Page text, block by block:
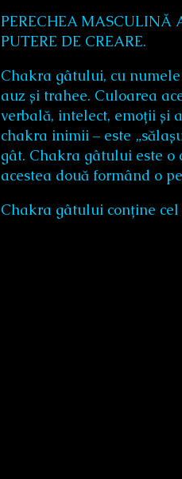
PERECHEA MASCULINĂ
PUTERE DE CREARE.
Chakra gâtului, cu
auz și trahee. Culoarea
verbală, intelect, emoții și
chakra inimii – este
gât. Chakra gâtului este o
acestea două formând o
Chakra gâtului conține